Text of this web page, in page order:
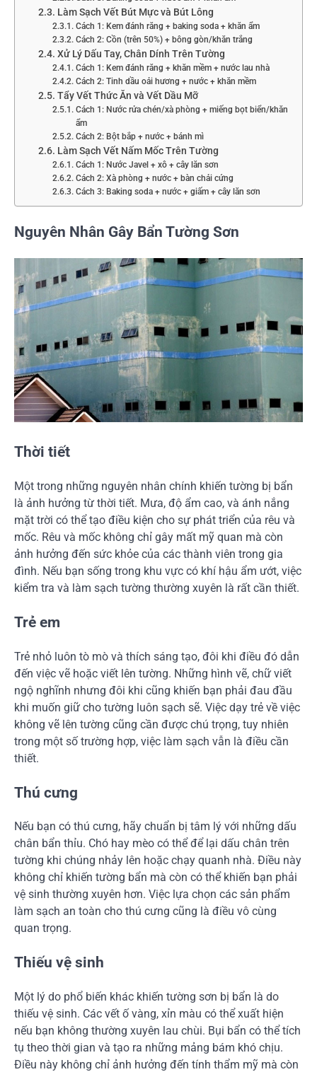
Làm Sạch Vết Bút Mực và Bút Lông
Cách 1: Kem đánh răng + baking soda + khăn ẩm
Cách 2: Cồn (trên 50%) + bông gòn/khăn trắng
Xử Lý Dấu Tay, Chân Dính Trên Tường
Cách 1: Kem đánh răng + khăn mềm + nước lau nhà
Cách 2: Tinh dầu oải hương + nước + khăn mềm
Tẩy Vết Thức Ăn và Vết Dầu Mỡ
Cách 1: Nước rửa chén/xà phòng + miếng bọt biển/khăn
ẩm
Cách 2: Bột bắp + nước + bánh mì
Làm Sạch Vết Nấm Mốc Trên Tường
Cách 1: Nước Javel + xô + cây lăn sơn
Cách 2: Xà phòng + nước + bàn chải cứng
Cách 3: Baking soda + nước + giấm + cây lăn sơn
Nguyên Nhân Gây Bẩn Tường Sơn
Thời tiết
Một trong những nguyên nhân chính khiến tường bị bẩn
là ảnh hưởng từ thời tiết. Mưa, độ ẩm cao, và ánh nắng
mặt trời có thể tạo điều kiện cho sự phát triển của rêu và
mốc. Rêu và mốc không chỉ gây mất mỹ quan mà còn
ảnh hưởng đến sức khỏe của các thành viên trong gia
đình. Nếu bạn sống trong khu vực có khí hậu ẩm ướt, việc
kiểm tra và làm sạch tường thường xuyên là rất cần thiết.
Trẻ em
Trẻ nhỏ luôn tò mò và thích sáng tạo, đôi khi điều đó dẫn
đến việc vẽ hoặc viết lên tường. Những hình vẽ, chữ viết
ngộ nghĩnh nhưng đôi khi cũng khiến bạn phải đau đầu
khi muốn giữ cho tường luôn sạch sẽ. Việc dạy trẻ về việc
không vẽ lên tường cũng cần được chú trọng, tuy nhiên
trong một số trường hợp, việc làm sạch vẫn là điều cần
thiết.
Thú cưng
Nếu bạn có thú cưng, hãy chuẩn bị tâm lý với những dấu
chân bẩn thỉu. Chó hay mèo có thể để lại dấu chân trên
tường khi chúng nhảy lên hoặc chạy quanh nhà. Điều này
không chỉ khiến tường bẩn mà còn có thể khiến bạn phải
vệ sinh thường xuyên hơn. Việc lựa chọn các sản phẩm
làm sạch an toàn cho thú cưng cũng là điều vô cùng
quan trọng.
Thiếu vệ sinh
Một lý do phổ biến khác khiến tường sơn bị bẩn là do
thiếu vệ sinh. Các vết ố vàng, xỉn màu có thể xuất hiện
nếu bạn không thường xuyên lau chùi. Bụi bẩn có thể tích
tụ theo thời gian và tạo ra những mảng bám khó chịu.
Điều này không chỉ ảnh hưởng đến tính thẩm mỹ mà còn